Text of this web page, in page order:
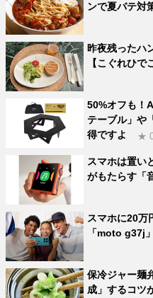
ンで夏バテ対
昨夜残ったハ
【こぐれひで
50%オフも！
テーブル」や
得ですよ
★
スマホは置い
がもたらす「
スマホに20万
「moto g37j
保冷ジャー麺
成」するコツ